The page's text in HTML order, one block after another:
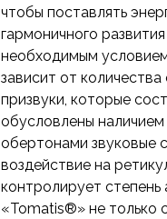
чтобы поставлять
гармоничного
необходимым
зависит от
призвуки, которые
обусловлены
обертонами звуковые
воздействие на
контролирует степень
«Tomatis®» не только